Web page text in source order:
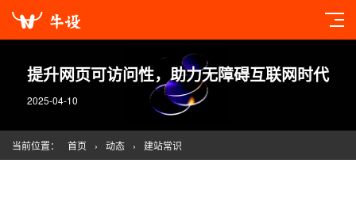
提升网页可访问性，助力无障碍互联网时代
2025-04-10
当前位置： 首页 › 动态 › 建站常识